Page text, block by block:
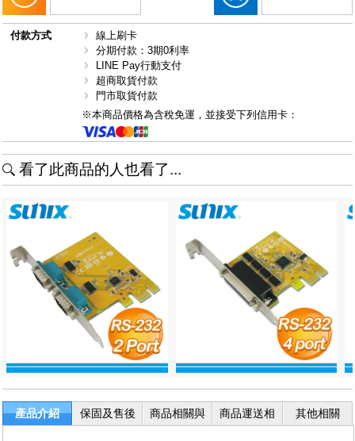
付款方式
線上刷卡
分期付款：3期0利率
LINE Pay行動支付
超商取貨付款
門市取貨付款
※本商品價格為含稅免運，並接受下列信用卡：
看了此商品的人也看了...
產品介紹
保固及售後
商品相關與
商品運送相
其他相關